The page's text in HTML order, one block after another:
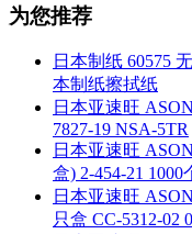
为您推荐
日本制纸 60575
本制纸擦拭纸
日本亚速旺
7827-19 NSA-5TR
日本亚速旺
盒) 2-454-21 1000
日本亚速旺
只盒 CC-5312-02